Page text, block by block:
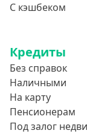
С кэшбеком
Кредиты
Без справок
Наличными
На карту
Пенсионерам
Под залог